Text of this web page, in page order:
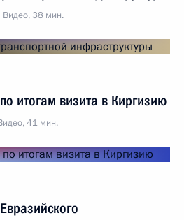
Видео, 38 мин.
итогам визита в Киргизию
41 мин.